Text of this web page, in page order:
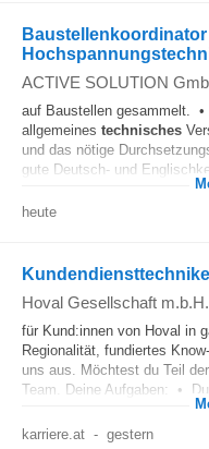
Baustellenkoordinator
ACTIVE SOLUTION
auf Baustellen gesammelt.
allgemeines technisches
und das nötige
gute Deutsch- und
heute
Hoval Gesellschaft m.b.H.
für Kund:innen von Hoval in
Regionalität, fundiertes
uns aus. Möchtest du Teil
Team. Deine Aufgaben: • Du
karriere.at - gestern